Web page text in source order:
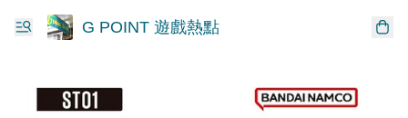
G POINT 遊戲熱點